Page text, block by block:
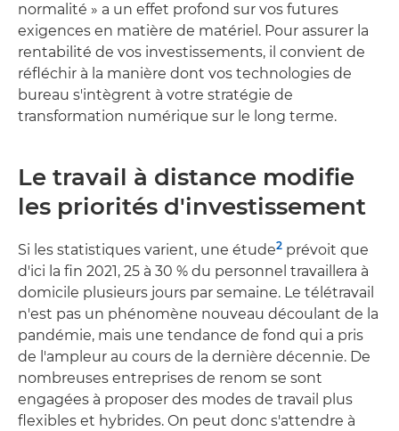
normalité » a un effet profond sur vos futures
exigences en matière de matériel. Pour assurer la
rentabilité de vos investissements, il convient de
réfléchir à la manière dont vos technologies de
bureau s'intègrent à votre stratégie de
transformation numérique sur le long terme.
Le travail à distance modifie
les priorités d'investissement
Si les statistiques varient, une étude2 prévoit que
d'ici la fin 2021, 25 à 30 % du personnel travaillera à
domicile plusieurs jours par semaine. Le télétravail
n'est pas un phénomène nouveau découlant de la
pandémie, mais une tendance de fond qui a pris
de l'ampleur au cours de la dernière décennie. De
nombreuses entreprises de renom se sont
engagées à proposer des modes de travail plus
flexibles et hybrides. On peut donc s'attendre à